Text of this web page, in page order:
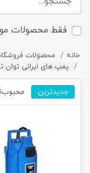
فقط محصولات
خانه محصولات
پمپ های ایرانی توان
جدیدترین